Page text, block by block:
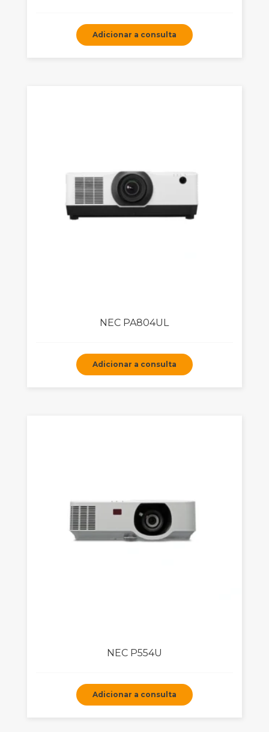
Adicionar a consulta
NEC PA804UL
Adicionar a consulta
NEC P554U
Adicionar a consulta